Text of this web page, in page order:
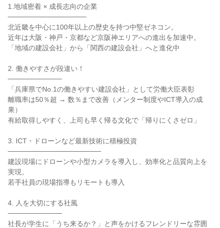
1.地域密着 × 成長志向の企業
────────────────
北近畿を中心に100年以上の歴史を持つ中堅ゼネコン。
近年は大阪・神戸・京都など京阪神エリアへの進出を加速中。
「地域の建設会社」から「関西の建設会社」へと進化中
2. 働きやすさが段違い！
───────────
「兵庫県でNo.1の働きやすい建設会社」として労働大臣表彰
離職率は50％超 → 数％まで改善（メンター制度やICT導入の成
果）
有給取得しやすく、上司も早く帰る文化で「帰りにくさゼロ」
3. ICT・ドローンなど最新技術に積極投資
───────────────────
建設現場にドローンや小型カメラを導入し、効率化と品質向上を
実現。
若手社員の現場指導もリモートも導入
4. 人を大切にする社風
───────────
社長が学生に「うち来るか？」と声をかけるフレンドリーな雰囲